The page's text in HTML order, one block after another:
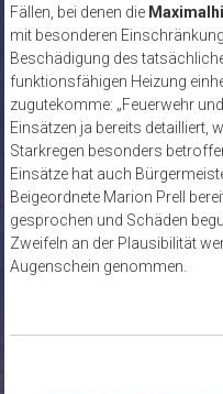
Fällen, bei denen die
mit besonderen
Beschädigung des
funktionsfähigen Heizung
zugutekomme: „Feuerwehr
Einsätzen ja bereits detailliert,
Starkregen besonders
Einsätze hat auch
Beigeordnete Marion Prell
gesprochen und Schäden
Zweifeln an der Plausibilität
Augenschein genommen.